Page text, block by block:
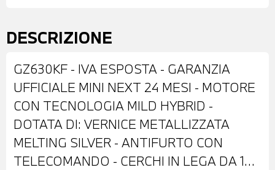
DESCRIZIONE
GZ630KF - IVA ESPOSTA - GARANZIA
UFFICIALE MINI NEXT 24 MESI - MOTORE
CON TECNOLOGIA MILD HYBRID -
DOTATA DI: VERNICE METALLIZZATA
MELTING SILVER - ANTIFURTO CON
TELECOMANDO - CERCHI IN LEGA DA 19"